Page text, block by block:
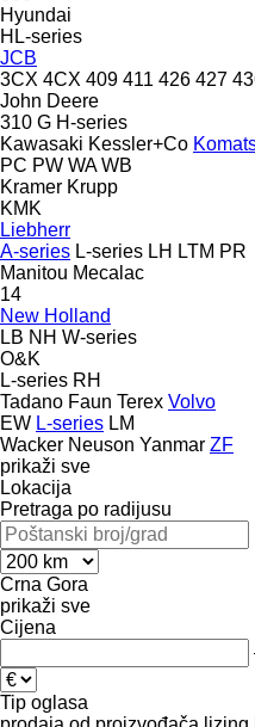
Hyundai
HL-series
JCB
3CX 4CX 409 411 426 427
John Deere
310 G H-series
Kawasaki Kessler+Co
PC PW WA WB
Kramer Krupp
KMK
Liebherr
A-series L-series LH LTM PR
Manitou Mecalac
14
New Holland
LB NH W-series
O&K
L-series RH
Tadano Faun Terex Volvo
EW L-series LM
Wacker Neuson Yanmar ZF
prikaži sve
Lokacija
Pretraga po radijusu
Crna Gora
prikaži sve
Cijena
Tip oglasa